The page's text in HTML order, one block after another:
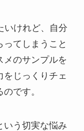
いけれど、自分
てしまうこと
メのサンプルを
をじっくりチェ
です。
いう切実な悩み